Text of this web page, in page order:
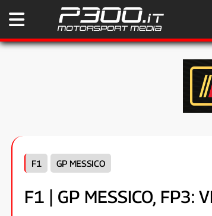
F1 GP MESSICO
F1 | GP MESSICO, FP3: